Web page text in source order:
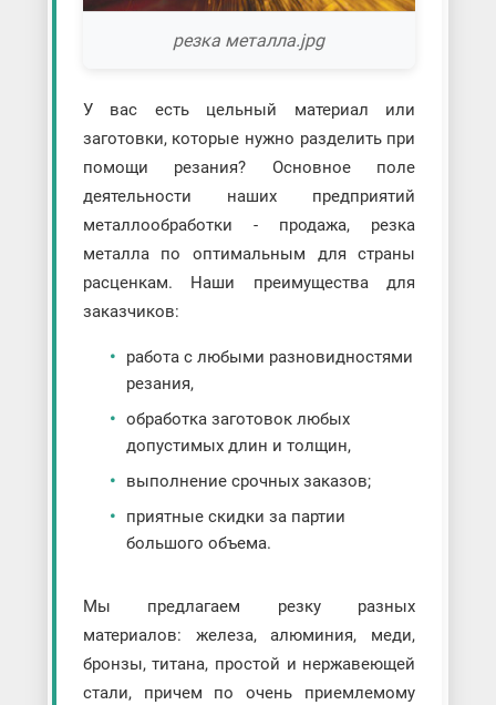
резка металла.jpg
У вас есть цельный материал или
заготовки, которые нужно разделить при
помощи резания? Основное поле
деятельности наших предприятий
металлообработки - продажа, резка
металла по оптимальным для страны
расценкам. Наши преимущества для
заказчиков:
работа с любыми разновидностями
резания,
обработка заготовок любых
допустимых длин и толщин,
выполнение срочных заказов;
приятные скидки за партии
большого объема.
Мы предлагаем резку разных
материалов: железа, алюминия, меди,
бронзы, титана, простой и нержавеющей
стали, причем по очень приемлемому